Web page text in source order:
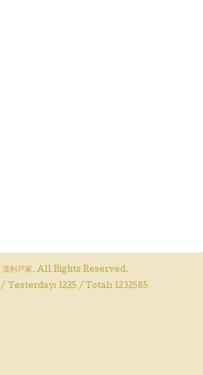
茂利戸家. All Rights Reserved.
/ Yesterday: 1225 / Total: 1232585